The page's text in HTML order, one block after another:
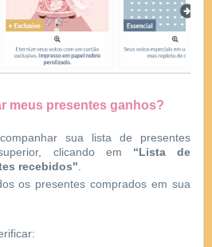
meus presentes ganhos?
sua lista de presentes
clicando em “Lista de
recebidos".
os presentes comprados em sua